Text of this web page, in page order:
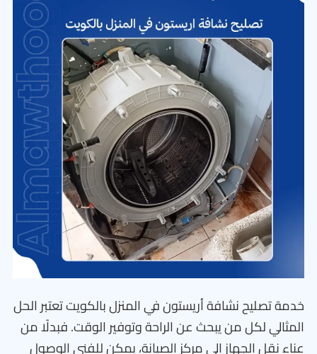
خدمة تصليح نشافة أريستون في المنزل بالكويت تعتبر الحل
المثالي لكل من يبحث عن الراحة وتوفير الوقت. فبدلًا من
عناء نقل الجهاز إلى مركز الصيانة، يمكن للفني الوصول